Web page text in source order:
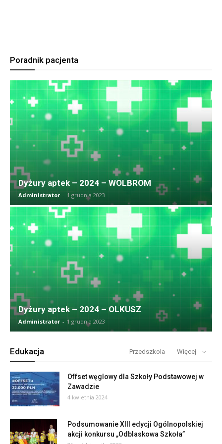
Poradnik pacjenta
Dyżury aptek – 2024 – WOLBROM
Administrator - 1 grudnia 2023
Dyżury aptek – 2024 – OLKUSZ
Administrator - 1 grudnia 2023
Edukacja Przedszkola Więcej
Offset węglowy dla Szkoły Podstawowej w
Zawadzie
4 kwietnia 2024
Podsumowanie XIII edycji Ogólnopolskiej
akcji konkursu „Odblaskowa Szkoła”